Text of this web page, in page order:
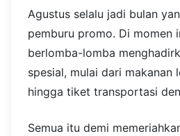
Agustus selalu jadi bulan
pemburu promo. Di momen
berlomba-lomba
spesial, mulai dari makanan
hingga tiket transportasi
Semua itu demi